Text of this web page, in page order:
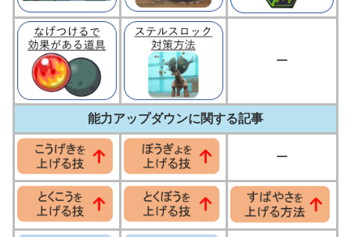
ー
能力アップダウンに関する記事
ー